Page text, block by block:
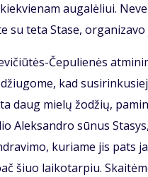
augalėliui.
su teta Stase,
Čepulienės
kad
daug mielų žodžių,
Aleksandro sūnus
kuriame jis pats
šiuo laikotarpiu.